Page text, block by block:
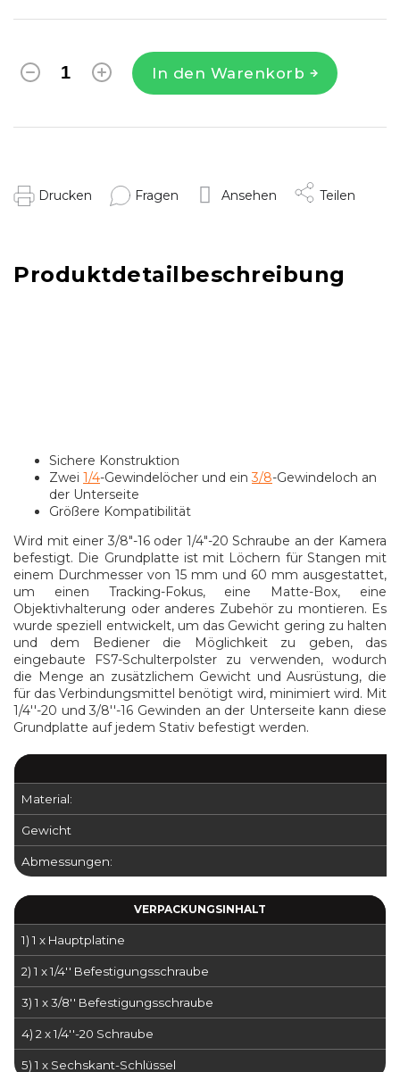
In den Warenkorb
Drucken Fragen Ansehen Teilen
Produktdetailbeschreibung
Sichere Konstruktion
Zwei 1/4-Gewindelöcher und ein3/8-Gewindeloch an
der Unterseite
Größere Kompatibilität
Wird mit einer 3/8"-16 oder 1/4"-20 Schraube an der Kamera
befestigt. Die Grundplatte ist mit Löchern für Stangen mit
einem Durchmesser von 15 mm und 60 mm ausgestattet,
um einen Tracking-Fokus, eine Matte-Box, eine
Objektivhalterung oder anderes Zubehör zu montieren. Es
wurde speziell entwickelt, um das Gewicht gering zu halten
und dem Bediener die Möglichkeit zu geben, das
eingebaute FS7-Schulterpolster zu verwenden, wodurch
die Menge an zusätzlichem Gewicht und Ausrüstung, die
für das Verbindungsmittel benötigt wird, minimiert wird. Mit
1/4''-20 und 3/8''-16 Gewinden an der Unterseite kann diese
Grundplatte auf jedem Stativ befestigt werden.
Material:
Gewicht
Abmessungen:
VERPACKUNGSINHALT
1) 1 x Hauptplatine
2) 1 x 1/4'' Befestigungsschraube
3) 1 x 3/8'' Befestigungsschraube
4) 2 x 1/4''-20 Schraube
5) 1 x Sechskant-Schlüssel